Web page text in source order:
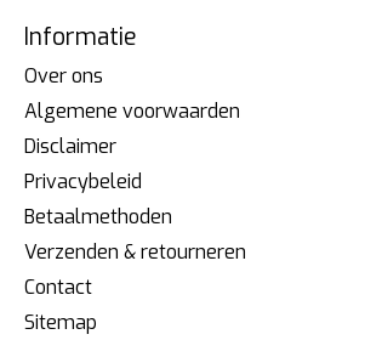
Informatie
Over ons
Algemene voorwaarden
Disclaimer
Privacybeleid
Betaalmethoden
Verzenden & retourneren
Contact
Sitemap